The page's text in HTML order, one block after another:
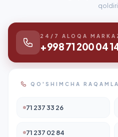
24/7 ALOQA
+998 71 200 04
QO'SHIMCHA
71 237 33 26
71 237 02 84